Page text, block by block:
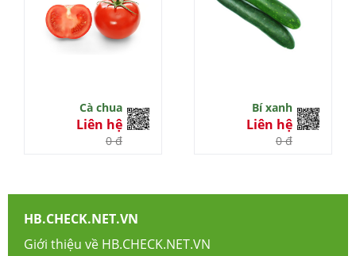
Cà chua
Liên hệ
0 đ
Bí xanh
Liên hệ
0 đ
HB.CHECK.NET.VN
Giới thiệu về HB.CHECK.NET.VN